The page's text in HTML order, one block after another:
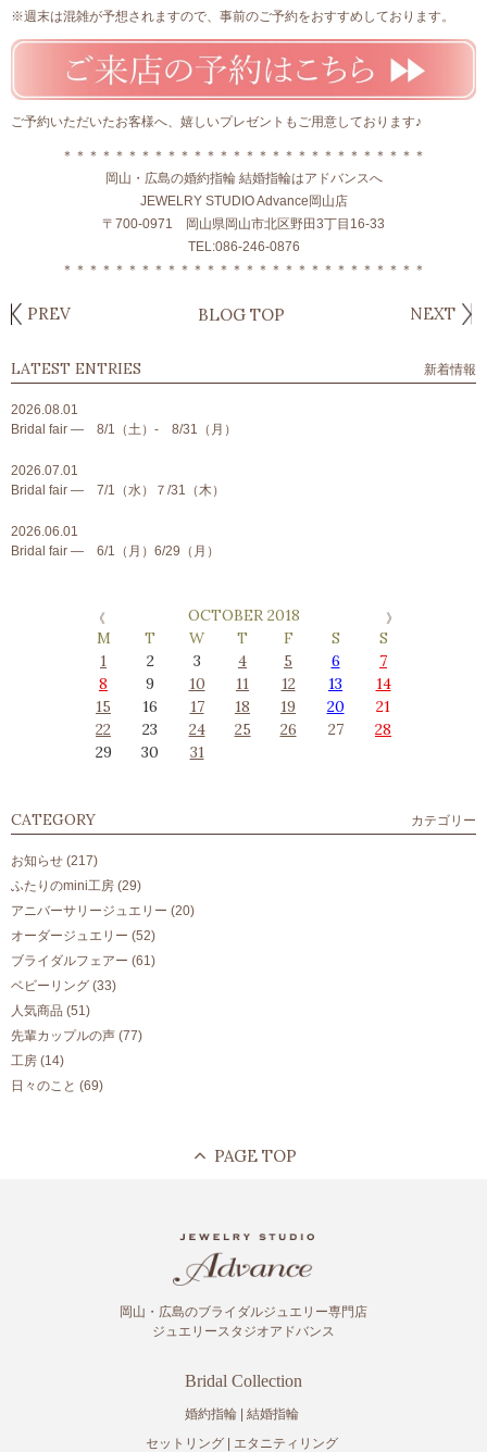
※週末は混雑が予想されますので、事前のご予約をおすすめしております。
ご予約いただいたお客様へ、嬉しいプレゼントもご用意しております♪
＊＊＊＊＊＊＊＊＊＊＊＊＊＊＊＊＊＊＊＊＊＊＊＊＊＊＊＊
岡山・広島の婚約指輪 結婚指輪はアドバンスへ
JEWELRY STUDIO Advance岡山店
〒700-0971 岡山県岡山市北区野田3丁目16-33
TEL:086-246-0876
＊＊＊＊＊＊＊＊＊＊＊＊＊＊＊＊＊＊＊＊＊＊＊＊＊＊＊＊
PREV BLOG TOP NEXT
LATEST ENTRIES 新着情報
2026.08.01
Bridal fair ― 8/1（土）- 8/31（月）
2026.07.01
Bridal fair ― 7/1（水）７/31（木）
2026.06.01
Bridal fair ― 6/1（月）6/29（月）
OCTOBER 2018
M
T W T F S
S
1
2 3 4 5 6
7
8
9 10 11 12 13
14
15
16 17 18 19 20
21
22
23 24 25 26 27
28
29
30 31
CATEGORY カテゴリー
お知らせ (217)
ふたりのmini工房 (29)
アニバーサリージュエリー (20)
オーダージュエリー (52)
ブライダルフェアー (61)
ベビーリング (33)
人気商品 (51)
先輩カップルの声 (77)
工房 (14)
日々のこと (69)
岡山・広島のブライダルジュエリー専門店
ジュエリースタジオアドバンス
Bridal Collection
婚約指輪
結婚指輪
セットリング
エタニティリング